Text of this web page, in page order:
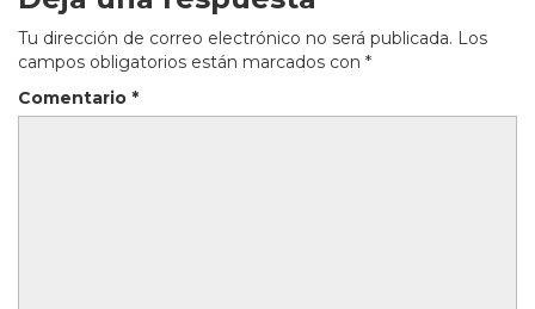
Tu dirección de correo electrónico no será publicada. Los
campos obligatorios están marcados con *
Comentario *